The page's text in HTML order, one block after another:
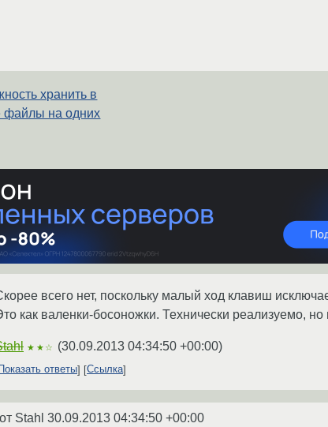
хранить в
на одних
всего нет, поскольку малый ход клавиш
как валенки-босоножки. Технически реализуемо,
★★☆ (30.09.2013 04:34:50 +00:00)
Показать ответы Ссылка
от Stahl 30.09.2013 04:34:50 +00:00